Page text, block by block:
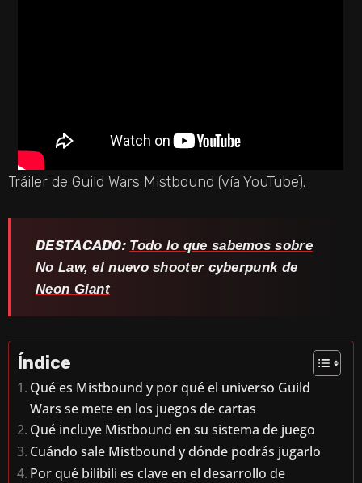
Tráiler de Guild Wars Mistbound (vía YouTube).
DESTACADO: Todo lo que sabemos sobre
No Law, el nuevo shooter cyberpunk de
Neon Giant
Índice
Qué es Mistbound y por qué el universo Guild
Wars se mete en los juegos de cartas
Qué incluye Mistbound en su sistema de juego
Cuándo sale Mistbound y dónde podrás jugarlo
Por qué bilibili es clave en el desarrollo de